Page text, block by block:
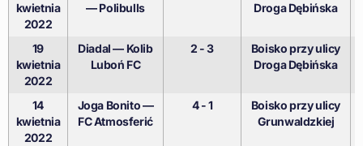
kwietnia
2022
— Polibulls
Droga Dębińska
19
kwietnia
2022
Diadal — Kolib
Luboń FC
2 - 3
Boisko przy ulicy
Droga Dębińska
14
kwietnia
2022
Joga Bonito —
FC Atmosferić
4 - 1
Boisko przy ulicy
Grunwaldzkiej